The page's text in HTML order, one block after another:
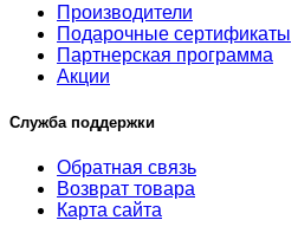
Производители
Подарочные сертификаты
Партнерская программа
Акции
Служба поддержки
Обратная связь
Возврат товара
Карта сайта